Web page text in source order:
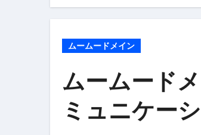
【美容】ダイエ
【1日ダイエッ
『葬送のフリー
リサイクル業
山梨県震度6弱
ムームードメイン
ムームード
ミュニケー